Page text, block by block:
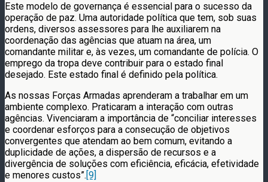
Este modelo de governança é essencial para o sucesso da
operação de paz. Uma autoridade política que tem, sob suas
ordens, diversos assessores para lhe auxiliarem na
coordenação das agências que atuam na área, um
comandante militar e, às vezes, um comandante de polícia. O
emprego da tropa deve contribuir para o estado final
desejado. Este estado final é definido pela política.
As nossas Forças Armadas aprenderam a trabalhar em um
ambiente complexo. Praticaram a interação com outras
agências. Vivenciaram a importância de “conciliar interesses
e coordenar esforços para a consecução de objetivos
convergentes que atendam ao bem comum, evitando a
duplicidade de ações, a dispersão de recursos e a
divergência de soluções com eficiência, eficácia, efetividade
e menores custos”. [9]